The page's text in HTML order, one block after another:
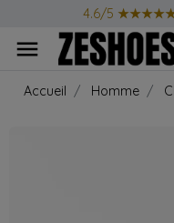
4.6/5
menu
Accueil Homme